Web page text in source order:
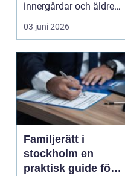
innergårdar och äldre
villaträdgårdar. Träden
g...
03 juni 2026
Familjerätt i
stockholm en
praktisk guide för